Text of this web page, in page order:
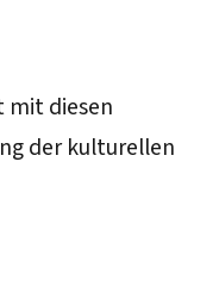
mit diesen
der kulturellen